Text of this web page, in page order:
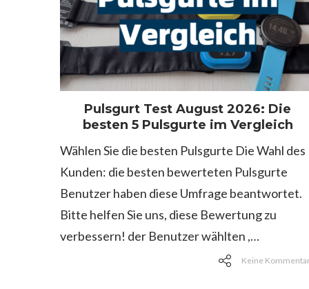
Pulsgurt Test August 2026: Die
besten 5 Pulsgurte im Vergleich
Wählen Sie die besten Pulsgurte Die Wahl des
Kunden: die besten bewerteten Pulsgurte
Benutzer haben diese Umfrage beantwortet.
Bitte helfen Sie uns, diese Bewertung zu
verbessern! der Benutzer wählten ,…
Keine